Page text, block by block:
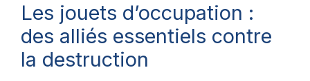
Les jouets d’occupation :
des alliés essentiels contre
la destruction